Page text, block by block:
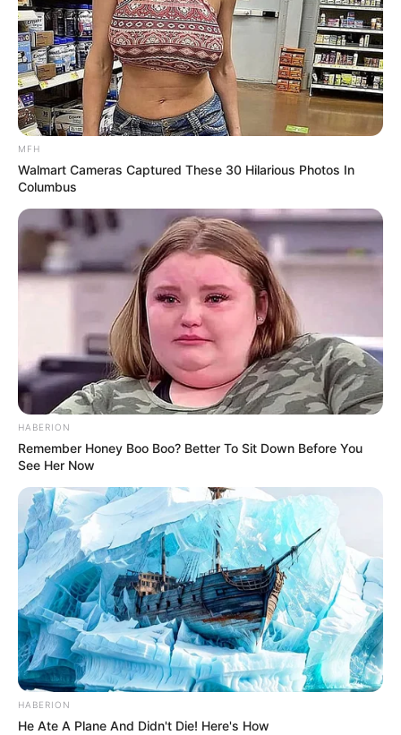
MFH
Walmart Cameras Captured These 30 Hilarious Photos In
Columbus
HABERION
Remember Honey Boo Boo? Better To Sit Down Before You
See Her Now
HABERION
He Ate A Plane And Didn't Die! Here's How